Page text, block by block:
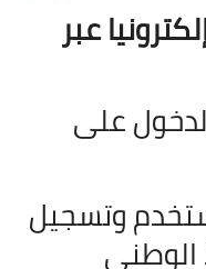
عبر
على
وتسجيل
الوطني